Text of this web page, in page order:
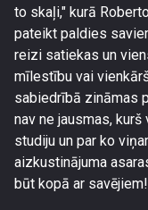
to skaļi," kurā
pateikt paldies
reizi satiekas un
mīlestību vai
sabiedrībā zināmas
nav ne jausmas,
studiju un par ko
aizkustinājuma
būt kopā ar savējiem!